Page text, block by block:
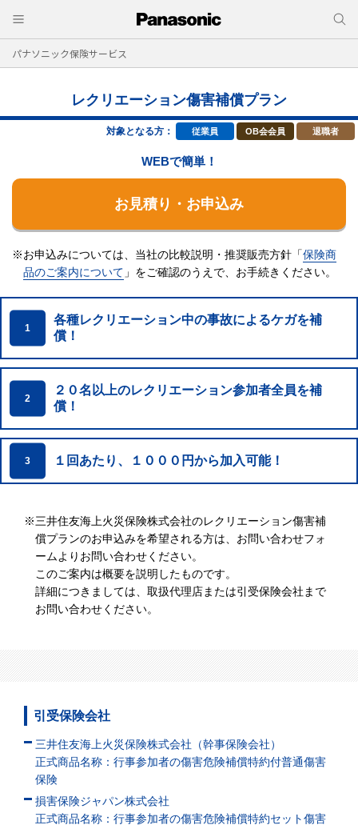
パナソニック保険サービス
レクリエーション傷害補償プラン
対象となる方： 従業員 OB会会員 退職者
WEBで簡単！
お見積り・お申込み
※お申込みについては、当社の比較説明・推奨販売方針「保険商
品のご案内について 」をご確認のうえで、 お手続きください。
1
各種レクリエーション中の事故によるケガを補
償！
2
２０名以上のレクリエーション参加者全員を補
償！
3 １回あたり、１０００円から加入可能！
※三井住友海上火災保険株式会社のレクリエーション傷害補
償プランのお申込みを希望される方は、お問い合わせフォ
ームよりお問い合わせください。
このご案内は概要を説明したものです。
詳細につきましては、取扱代理店または引受保険会社まで
お問い合わせください。
引受保険会社
三井住友海上火災保険株式会社（幹事保険会社）
正式商品名称：行事参加者の傷害危険補償特約付普通傷害
保険
損害保険ジャパン株式会社
正式商品名称：行事参加者の傷害危険補償特約セット傷害